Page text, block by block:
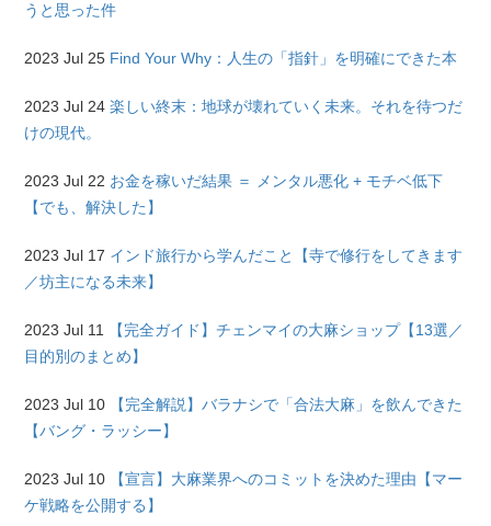
うと思った件
2023 Jul 25 Find Your Why：人生の「指針」を明確にできた本
2023 Jul 24 楽しい終末：地球が壊れていく未来。それを待つだ
けの現代。
2023 Jul 22 お金を稼いだ結果 ＝ メンタル悪化 + モチベ低下
【でも、解決した】
2023 Jul 17 インド旅行から学んだこと【寺で修行をしてきます
／坊主になる未来】
2023 Jul 11
【完全ガイド】チェンマイの大麻ショップ【13選／
目的別のまとめ】
2023 Jul 10
【完全解説】バラナシで「合法大麻」を飲んできた
【バング・ラッシー】
2023 Jul 10
【宣言】大麻業界へのコミットを決めた理由【マー
ケ戦略を公開する】